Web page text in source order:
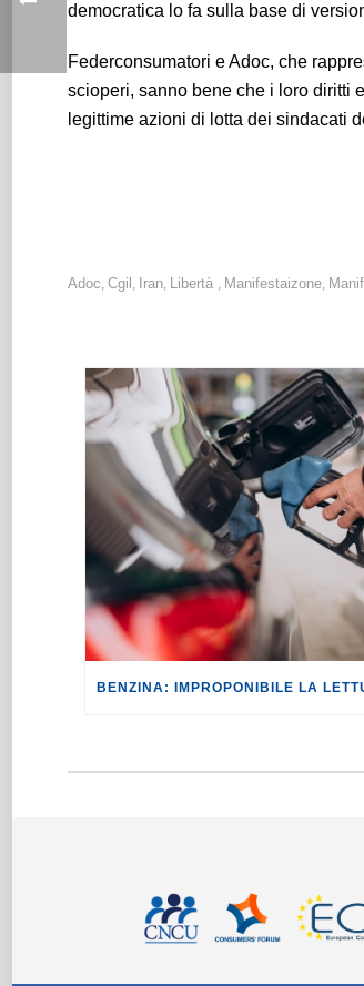
democratica lo fa sulla base di
Federconsumatori e Adoc, che
scioperi, sanno bene che i loro diritti
legittime azioni di lotta dei sindacati
Adoc, Cgil , Iran, Libertà , Manifestaizone,